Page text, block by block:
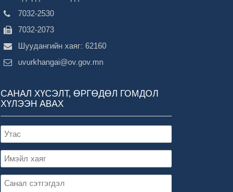
7032-2530
7032-2073
Шуудангийн хаяг: 62160
uvurkhangai@ov.gov.mn
САНАЛ ХҮСЭЛТ, ӨРГӨДӨЛ ГОМДОЛ
ХҮЛЭЭН АВАХ